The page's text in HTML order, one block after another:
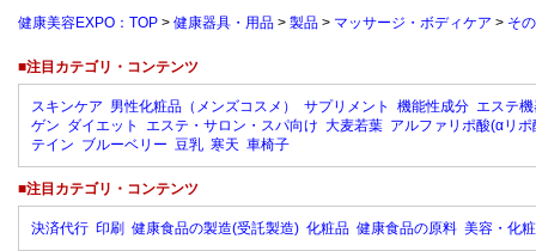
健康美容EXPO：TOP > 健康器具・用品 > 製品 > マッサージ・ボディケア > そ
■注目カテゴリ・コンテンツ
スキンケア 男性化粧品（メンズコスメ） サプリメント 機能性成分 エステ
ゲン ダイエット エステ・サロン・スパ向け 大麦若葉 アルファリポ酸(αリポ
テイン ブルーベリー 豆乳 寒天 車椅子
■注目カテゴリ・コンテンツ
決済代行 印刷 健康食品の製造(受託製造) 化粧品 健康食品の原料 美容・化